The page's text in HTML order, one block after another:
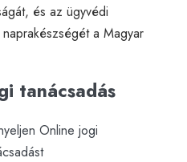
és az ügyvédi
a Magyar
tanácsadás
Online jogi